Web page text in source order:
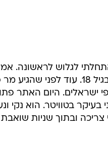
בת 8-9 כשהתחלתי לגלוש
מייספייס התחלתי בגיל 18.
ישראלים. היום האתר
בעיקר בטוויטר. הוא נקי
ובתוך שניות